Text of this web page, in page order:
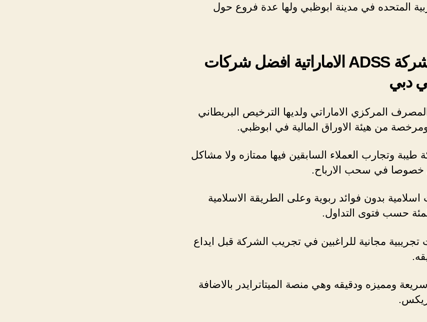
المتحده في مدينة ابوظبي ولها عدة فروع حول
مميزات شركة ADSS الاماراتية افضل شركات
دبي
المركزي الاماراتي ولديها الترخيص البريطاني
من هيئة الاوراق المالية في ابوظبي.
وتجارب العملاء السابقين فيها ممتازه ولا مشاكل
خصوصا في سحب الارباح.
بدون فوائد ربوية وعلى الطريقة الاسلامية
حسب فتوى التداول.
مجانية للراغبين في تجريب الشركة قبل ايداع
ومميزه ودقيقه وهي منصة الميتاترايدر بالاضافة